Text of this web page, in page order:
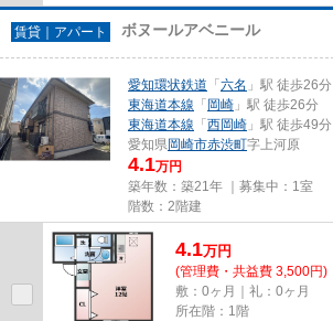
賃貸｜アパート ボヌールアベニール
愛知環状鉄道 「 六名 」駅 徒歩26分
東海道本線 「 岡崎 」駅 徒歩26分
東海道本線 「 西岡崎 」駅 徒歩49分
愛知県岡崎市赤渋町字上河原
4.1万円
築年数：築21年 ｜募集中： 1室
階数：2階建
4.1万円
(管理費・共益費 3,500円)
敷：0ヶ月｜礼：0ヶ月
所在階：1階